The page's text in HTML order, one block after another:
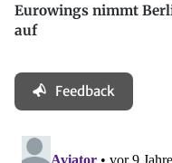
Eurowings nimmt
auf
Feedback